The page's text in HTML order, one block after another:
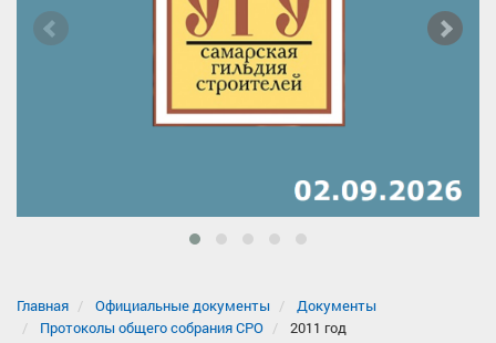
Главная Официальные документы
Документы
Протоколы общего собрания СРО
2011 год